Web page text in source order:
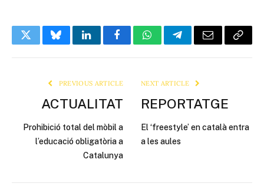
TwitterBlueskyLinkedInFacebookWhatsAppTelegramEmail Copy
PREVIOUS ARTICLE
ACTUALITAT
Prohibició total del mòbil a
l’educació obligatòria a
Catalunya
NEXT ARTICLE
REPORTATGE
El ‘freestyle’ en català entra
a les aules